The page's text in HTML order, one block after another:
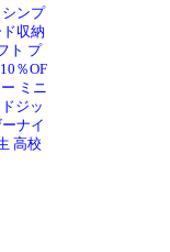
ンプ
収納
ト プ
％OF
ミニ
ジッ
ナイ
高校